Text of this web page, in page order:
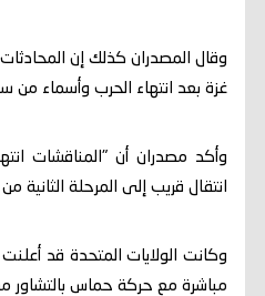
وقال المصدران كذلك إن
غزة بعد انتهاء الحرب وأسماء من
وأكد مصدران أن "المناقشات
انتقال قريب إلى المرحلة الثانية
وكانت الولايات المتحدة قد
مباشرة مع حركة حماس بالتشاور